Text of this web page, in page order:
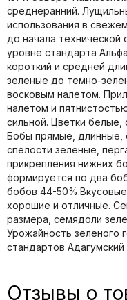
среднеранний.
использования в
до начала технической
уровне стандарта
короткий и средней
зеленые до темно-
восковым налетом.
налетом и
сильной. Цветки
Бобы прямые, длинные,
спелости зеленые,
прикрепления нижних
формируется по два
бобов 44-
хорошие и отличные.
размера, семядоли
Урожайность зеленого
стандартов Адагумский
Отзывы о